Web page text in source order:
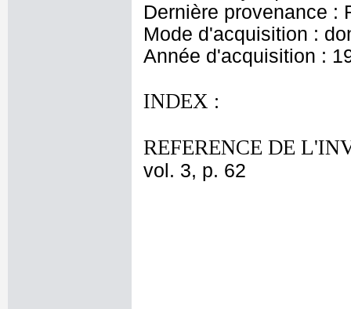
Dernière provenance :
Mode d'acquisition :
Année d'acquisition :
INDEX :
REFERENCE DE
vol. 3, p. 62